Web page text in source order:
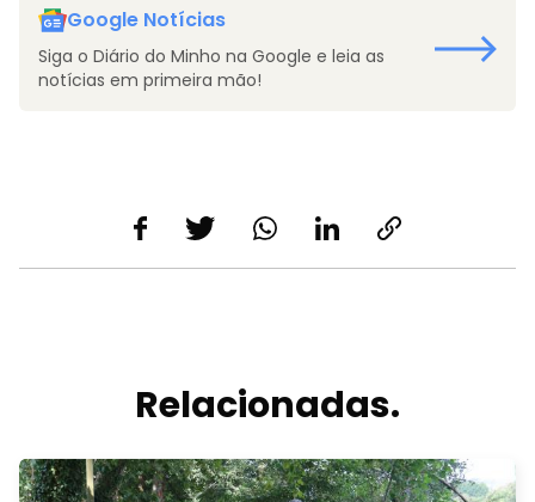
Google Notícias
Siga o Diário do Minho na Google e leia as
notícias em primeira mão!
Relacionadas.